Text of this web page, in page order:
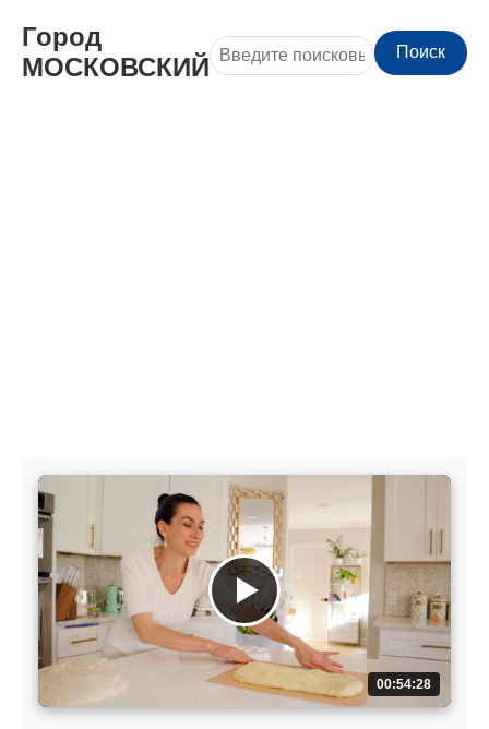
Город
МОСКОВСКИЙ
Поиск
00:54:28